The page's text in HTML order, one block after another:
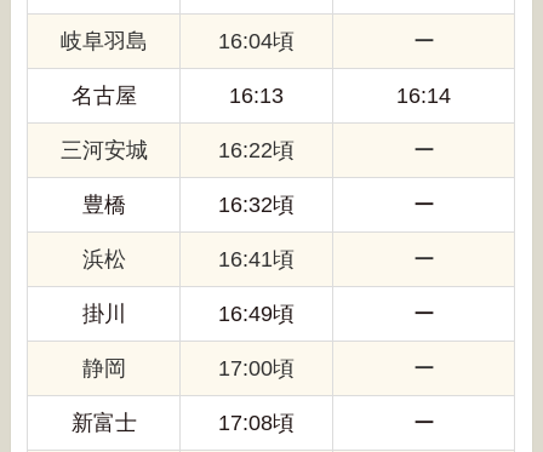
岐阜羽島 16:04頃 ー
名古屋 16:13 16:14
三河安城 16:22頃 ー
豊橋 16:32頃 ー
浜松 16:41頃 ー
掛川 16:49頃 ー
静岡 17:00頃 ー
新富士 17:08頃 ー